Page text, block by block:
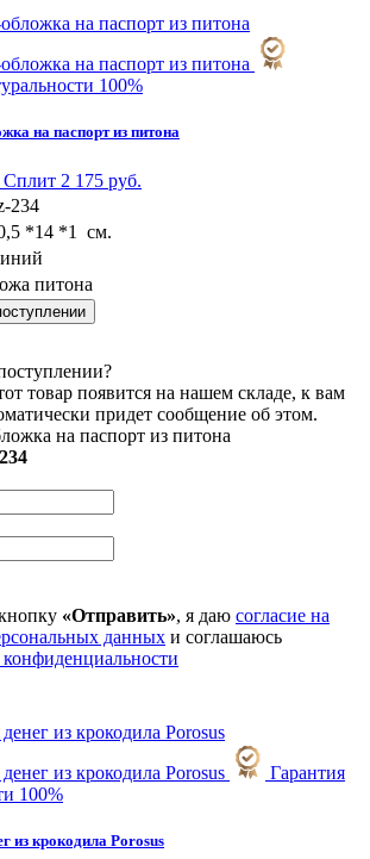
100%
на паспорт из питона
Сплит 2 175 руб.
234
*14 *1 см.
питона
товар появится на нашем складе, к вам
придет сообщение об этом.
на паспорт из питона
«Отправить», я даю согласие на
данных и соглашаюсь
Гарантия
100%
из крокодила Porosus